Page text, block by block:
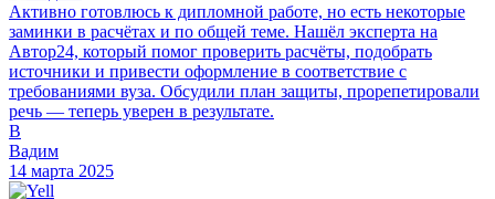
Активно готовлюсь к дипломной работе, но есть некоторые
заминки в расчётах и по общей теме. Нашёл эксперта на
Автор24, который помог проверить расчёты, подобрать
источники и привести оформление в соответствие с
требованиями вуза. Обсудили план защиты, прорепетировали
речь — теперь уверен в результате.
В
Вадим
14 марта 2025